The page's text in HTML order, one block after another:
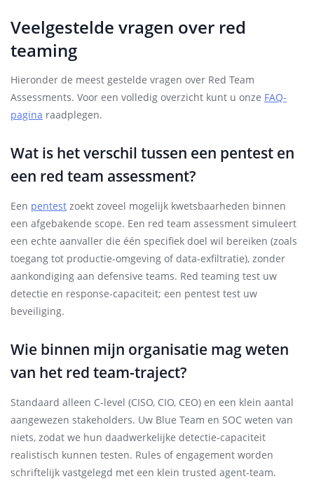
Veelgestelde vragen over red
teaming
Hieronder de meest gestelde vragen over Red Team
Assessments. Voor een volledig overzicht kunt u onze FAQ-
pagina raadplegen.
Wat is het verschil tussen een pentest en
een red team assessment?
Een pentest zoekt zoveel mogelijk kwetsbaarheden binnen
een afgebakende scope. Een red team assessment simuleert
een echte aanvaller die één specifiek doel wil bereiken (zoals
toegang tot productie-omgeving of data-exfiltratie), zonder
aankondiging aan defensive teams. Red teaming test uw
detectie en response-capaciteit; een pentest test uw
beveiliging.
Wie binnen mijn organisatie mag weten
van het red team-traject?
Standaard alleen C-level (CISO, CIO, CEO) en een klein aantal
aangewezen stakeholders. Uw Blue Team en SOC weten van
niets, zodat we hun daadwerkelijke detectie-capaciteit
realistisch kunnen testen. Rules of engagement worden
schriftelijk vastgelegd met een klein trusted agent-team.